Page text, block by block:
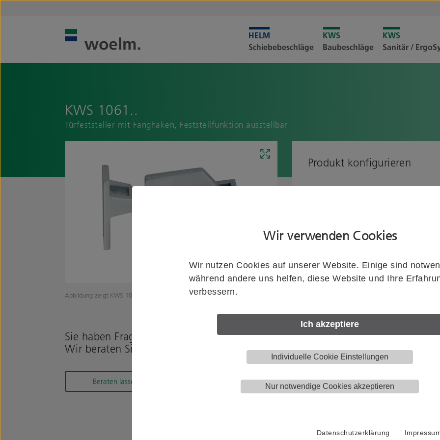
Wir verwenden Cookies
Wir nutzen Cookies auf unserer Website. Einige sind
während andere uns helfen, diese Website und Ihre
verbessern.
Ich akzeptiere
Individuelle Cookie Einstellungen
Nur notwendige Cookies akzeptieren
Datenschutzerklärung
Schiebebeschläge Baubeschläge Sanitär /
KWS 1061..
Türfeststeller mit Fanghaken, Feststellfunktion ausstellbar
Abbildung zeigt KWS 1061.31
Sie haben Fragen zum Produkt?
Wir beraten Sie gerne!
Beraten lassen
Produkt konfigurieren
Artikelnummer
KWS1061.02
Stück
Downloads
Produktzeichnung (DWG)